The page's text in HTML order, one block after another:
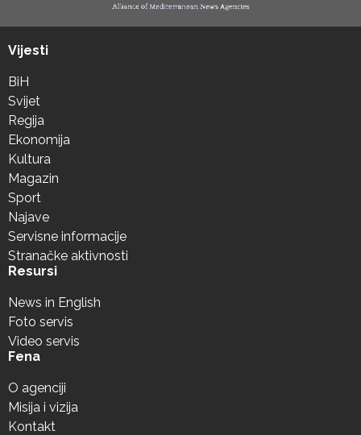
Vijesti
BiH
Svijet
Regija
Ekonomija
Kultura
Magazin
Sport
Najave
Servisne informacije
Stranačke aktivnosti
Resursi
News in English
Foto servis
Video servis
Fena
O agenciji
Misija i vizija
Kontakt